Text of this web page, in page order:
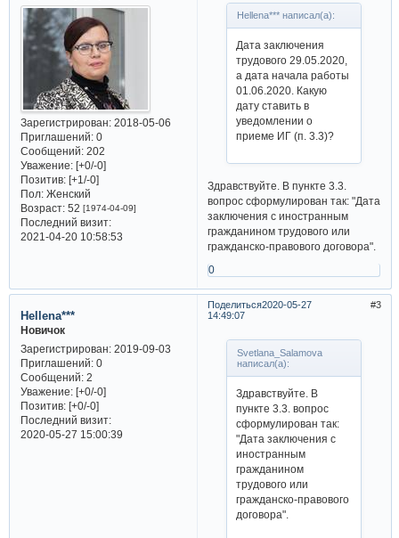
Зарегистрирован: 2018-05-06
Приглашений:0
Сообщений:202
Уважение: [+0/-0]
Позитив: [+1/-0]
Пол:Женский
Возраст:52 [1974-04-09]
Последний визит:
2021-04-20 10:58:53
Hellena*** написал(а):
Дата заключения
трудового 29.05.2020,
а дата начала работы
01.06.2020. Какую
дату ставить в
уведомлении о
приеме ИГ (п. 3.3)?
Здравствуйте. В пункте 3.3.
вопрос сформулирован так: "Дата
заключения с иностранным
гражданином трудового или
гражданско-правового договора".
0
Поделиться 3
2020-05-27
14:49:07
Hellena***
Новичок
Зарегистрирован: 2019-09-03
Приглашений:0
Сообщений:2
Уважение: [+0/-0]
Позитив: [+0/-0]
Последний визит:
2020-05-27 15:00:39
Svetlana_Salamova
написал(а):
Здравствуйте. В
пункте 3.3. вопрос
сформулирован так:
"Дата заключения с
иностранным
гражданином
трудового или
гражданско-правового
договора".